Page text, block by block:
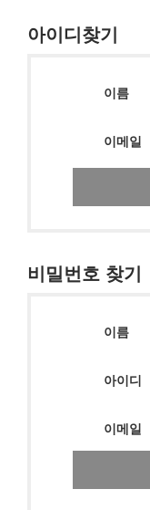
아이디찾기
이름
이메일
비밀번호 찾기
이름
아이디
이메일